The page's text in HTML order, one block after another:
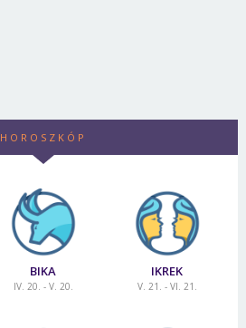
HOROSZKÓP
BIKA
IV. 20. - V. 20.
IKREK
V. 21. - VI. 21.